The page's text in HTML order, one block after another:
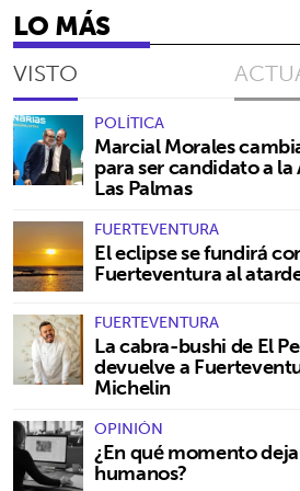
LO MÁS
VISTO
POLÍTICA
Marcial Morales
para ser candidato a
Las Palmas
FUERTEVENTURA
El eclipse se fundirá
Fuerteventura al
FUERTEVENTURA
La cabra-bushi de El
devuelve a
Michelin
OPINIÓN
¿En qué momento
humanos?